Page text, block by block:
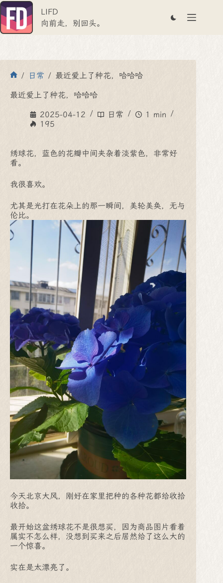
跳
至
内
容
LIFD
向前走，别回头。
页
/ 日常 / 最近爱上了种花，哈哈哈
最近爱上了种花，哈哈哈
2025-04-12 日常
1 min
195
绣球花，蓝色的花瓣中间夹杂着淡紫色，非常好
看。
我很喜欢。
尤其是光打在花朵上的那一瞬间，美轮美奂，无与
伦比。
今天北京大风，刚好在家里把种的各种花都给收拾
收拾。
最开始这盆绣球花不是很想买，因为商品图片看着
属实不怎么样，没想到买来之后居然给了这么大的
一个惊喜。
实在是太漂亮了。